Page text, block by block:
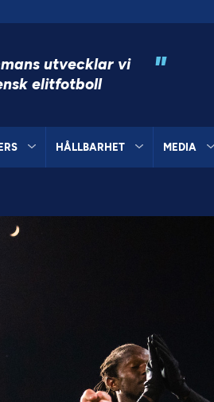
utvecklar vi
elitfotboll
"
HÅLLBARHET MEDIA